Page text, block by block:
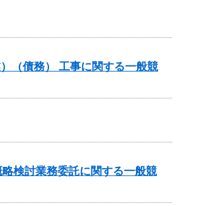
（債務） 工事に関する一般競
検討業務委託に関する一般競